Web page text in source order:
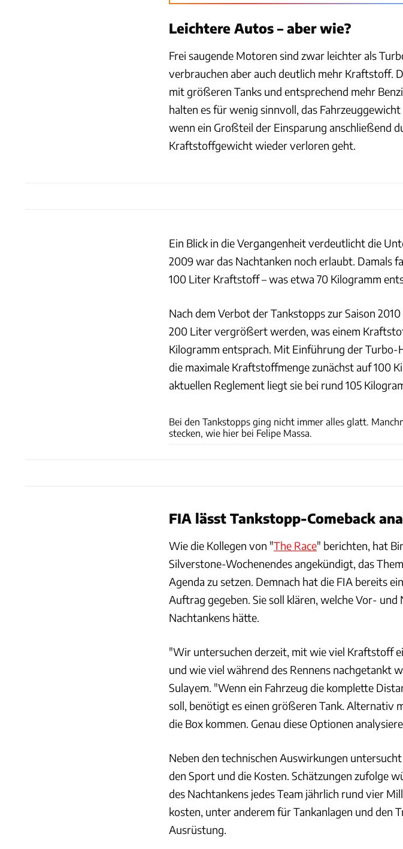
Leichtere Autos – aber wie?
Frei saugende Motoren sind zwar leichter als
verbrauchen aber auch deutlich mehr Kraftstoff.
mit größeren Tanks und entsprechend mehr
halten es für wenig sinnvoll, das
wenn ein Großteil der Einsparung anschließend
Kraftstoffgewicht wieder verloren geht.
Ein Blick in die Vergangenheit verdeutlicht die
2009 war das Nachtanken noch erlaubt. Damals
100 Liter Kraftstoff – was etwa 70 Kilogramm
Nach dem Verbot der Tankstopps zur Saison
200 Liter vergrößert werden, was einem
Kilogramm entsprach. Mit Einführung der
die maximale Kraftstoffmenge zunächst auf 100
aktuellen Reglement liegt sie bei rund 105
Bei den Tankstopps ging nicht immer alles glatt.
stecken, wie hier bei Felipe Massa.
FIA lässt Tankstopp-Comeback
Wie die Kollegen von "The Race" berichten, hat
Silverstone-Wochenendes angekündigt, das
Agenda zu setzen. Demnach hat die FIA bereits
Auftrag gegeben. Sie soll klären, welche Vor- und
Nachtankens hätte.
"Wir untersuchen derzeit, mit wie viel Kraftstoff
und wie viel während des Rennens nachgetankt
Sulayem. "Wenn ein Fahrzeug die komplette
soll, benötigt es einen größeren Tank. Alternativ
die Box kommen. Genau diese Optionen
Neben den technischen Auswirkungen
den Sport und die Kosten. Schätzungen zufolge
des Nachtankens jedes Team jährlich rund vier
kosten, unter anderem für Tankanlagen und den
Ausrüstung.